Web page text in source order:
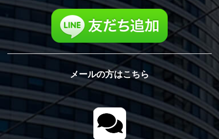
メールの方はこちら